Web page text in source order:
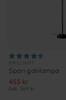
Spari golvlampa
455 kr
Rek. 569 kr